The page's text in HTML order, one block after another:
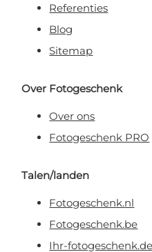
Referenties
Blog
Sitemap
Over Fotogeschenk
Over ons
Fotogeschenk PRO
Talen/landen
Fotogeschenk.nl
Fotogeschenk.be
Ihr-fotogeschenk.de